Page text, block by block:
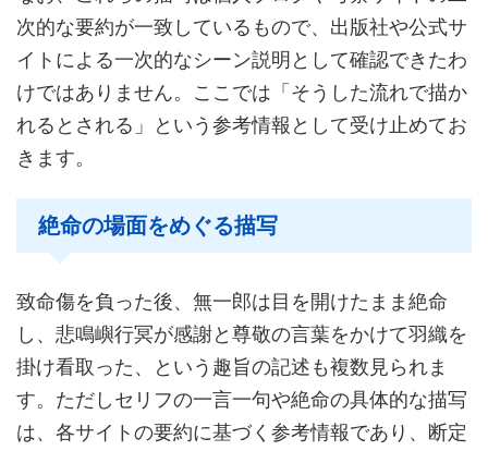
次的な要約が一致しているもので、出版社や公式サ
イトによる一次的なシーン説明として確認できたわ
けではありません。ここでは「そうした流れで描か
れるとされる」という参考情報として受け止めてお
きます。
絶命の場面をめぐる描写
致命傷を負った後、無一郎は目を開けたまま絶命
し、悲鳴嶼行冥が感謝と尊敬の言葉をかけて羽織を
掛け看取った、という趣旨の記述も複数見られま
す。ただしセリフの一言一句や絶命の具体的な描写
は、各サイトの要約に基づく参考情報であり、断定